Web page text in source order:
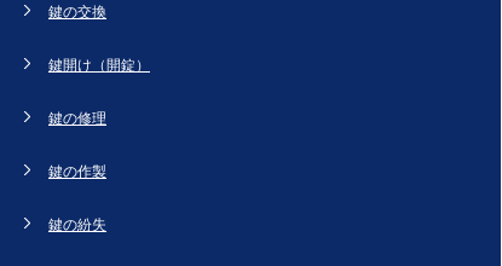
鍵の交換
鍵開け（開錠）
鍵の修理
鍵の作製
鍵の紛失